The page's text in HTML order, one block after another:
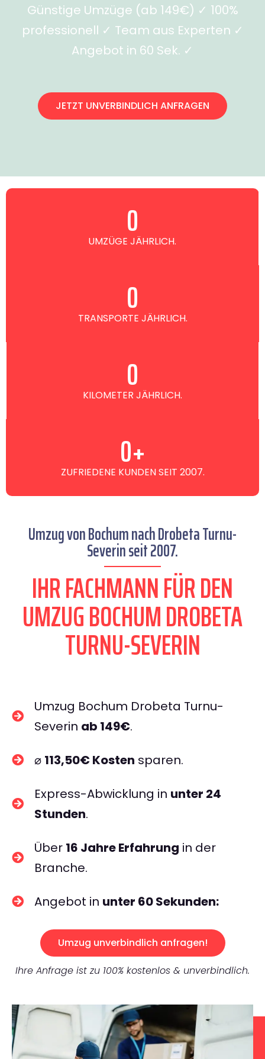
Günstige Umzüge (ab 149€) ✓ 100%
professionell ✓ Team aus Experten ✓
Angebot in 60 Sek. ✓
JETZT UNVERBINDLICH ANFRAGEN
UMZÜGE JÄHRLICH.
0
TRANSPORTE JÄHRLICH.
0
KILOMETER JÄHRLICH.
0
ZUFRIEDENE KUNDEN SEIT 2007.
0+
Umzug von Bochum nach Drobeta Turnu-
Severin seit 2007.
IHR FACHMANN FÜR DEN
UMZUG BOCHUM DROBETA
TURNU-SEVERIN
Umzug Bochum Drobeta Turnu-
Severin ab 149€.
⌀ 113,50€ Kosten sparen.
Express-Abwicklung in unter 24
Stunden.
Über 16 Jahre Erfahrung in der
Branche.
Angebot in unter 60 Sekunden:
Umzug unverbindlich anfragen!
Ihre Anfrage ist zu 100% kostenlos & unverbindlich.